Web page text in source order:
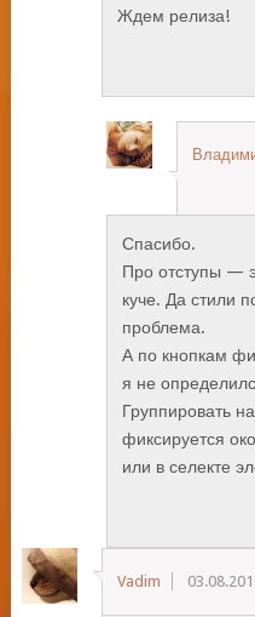
Ждем релиза!
Спасибо.
Про отступы —
куче. Да стили
проблема.
А по кнопкам
я не
Группировать
фиксируется
или в селекте
Vadim